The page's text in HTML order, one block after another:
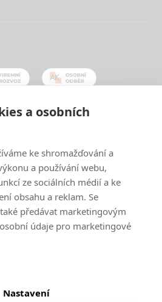
a osobních
ke shromažďování a
a používání webu,
ze sociálních médií a ke
obsahu a reklam. Se
předávat marketingovým
údaje pro marketingové
Nastavení
|mime digital